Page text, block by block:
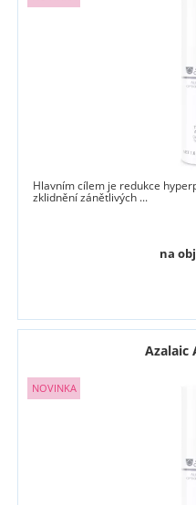
Hlavním cílem je redukce
zklidnění zánětlivých ...
na
Azalaic